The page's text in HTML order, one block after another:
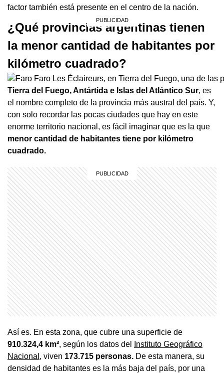
factor también está presente en el centro de la nación.
¿Qué provincias argentinas tienen
la menor cantidad de habitantes por
kilómetro cuadrado?
Tierra del Fuego, Antártida e Islas del Atlántico Sur, es
el nombre completo de la provincia más austral del país. Y,
con solo recordar las pocas ciudades que hay en este
enorme territorio nacional, es fácil imaginar que es la que
menor cantidad de habitantes tiene por kilómetro
cuadrado.
Así es. En esta zona, que cubre una superficie de
910.324,4 km², según los datos del
Instituto Geográfico
Nacional , viven 173.715 personas. De esta manera, su
densidad de habitantes es la más baja del país, por una